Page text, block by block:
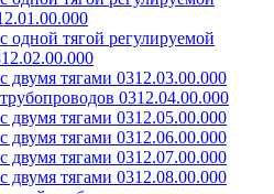
одной тягой регулируемой
двумя тягами 0312.03.00.000
0312.04.00.000
двумя тягами 0312.05.00.000
двумя тягами 0312.06.00.000
двумя тягами 0312.07.00.000
двумя тягами 0312.08.00.000